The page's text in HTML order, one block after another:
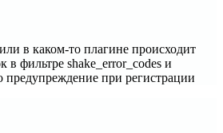
в каком-то плагине происходит
в фильтре shake_error_codes и
предупреждение при регистрации